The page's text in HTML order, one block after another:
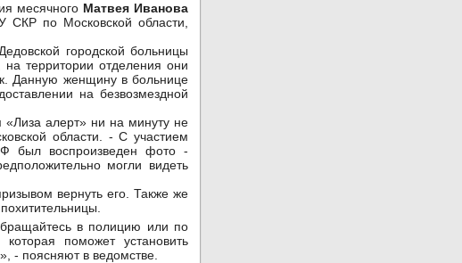
месячного Матвея Иванова
по Московской области,
городской больницы
территории отделения они
Данную женщину в больнице
на безвозмездной
алерт» ни на минуту не
области. - С участием
был воспроизведен фото -
могли видеть
вернуть его. Также же
в полицию или по
поможет установить
- поясняют в ведомстве.